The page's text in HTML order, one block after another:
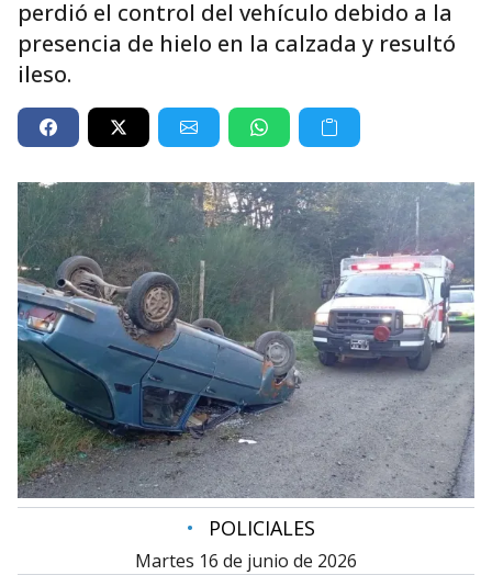
perdió el control del vehículo debido a la
presencia de hielo en la calzada y resultó
ileso.
• POLICIALES
martes 16 de junio de 2026